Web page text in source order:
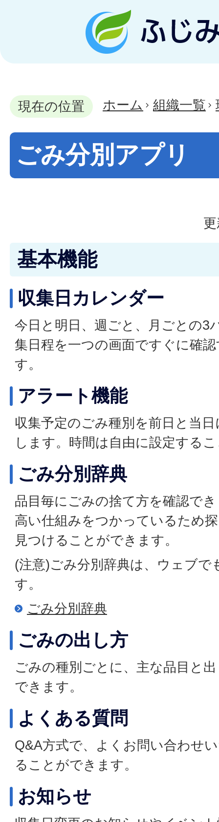
現在の位置 ホーム 組織一覧
ごみ分別アプリ
基本機能
収集日カレンダー
今日と明日、週ごと、月ごとの3
集日程を一つの画面ですぐに確
す。
アラート機能
収集予定のごみ種別を前日と当
します。時間は自由に設定する
ごみ分別辞典
品目毎にごみの捨て方を確認で
高い仕組みをつかっているため
見つけることができます。
(注意)ごみ分別辞典は、ウェブで
す。
ごみ分別辞典
ごみの出し方
ごみの種別ごとに、主な品目と
できます。
よくある質問
Q&A方式で、よくお問い合わせ
ることができます。
お知らせ